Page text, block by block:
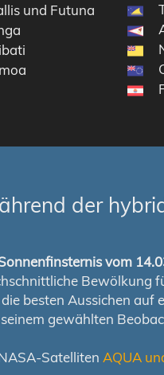
und Futuna
der
vom
Bewölkung
besten Aussichen
gewählten
Satelliten AQUA